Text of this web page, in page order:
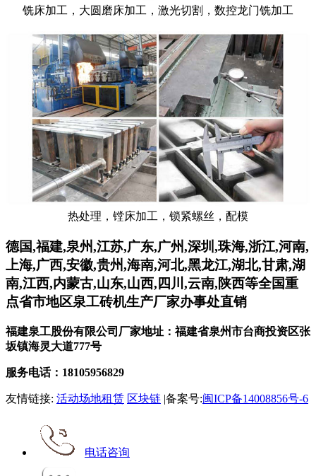
铣床加工，大圆磨床加工，激光切割，数控龙门铣加工
热处理，镗床加工，锁紧螺丝，配模
德国,福建,泉州,江苏,广东,广州,深圳,珠海,浙江,河南,
上海,广西,安徽,贵州,海南,河北,黑龙江,湖北,甘肃,湖
南,江西,内蒙古,山东,山西,四川,云南,陕西等全国重
点省市地区泉工砖机生产厂家办事处直销
福建泉工股份有限公司厂家地址：福建省泉州市台商投资区张
坂镇海灵大道777号
服务电话：18105956829
友情链接: 活动场地租赁 区块链 |备案号:闽ICP备14008856号-6
电话咨询